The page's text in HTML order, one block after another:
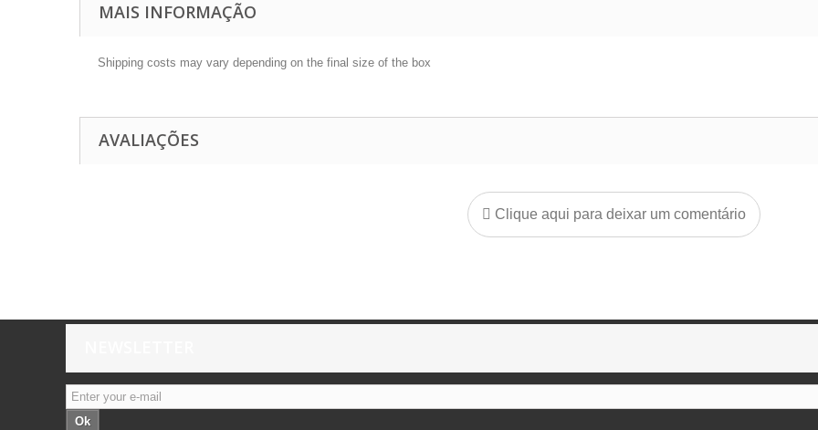
MAIS INFORMAÇÃO
Shipping costs may vary depending on the final size of the box
AVALIAÇÕES
Clique aqui para deixar um comentário
Ok